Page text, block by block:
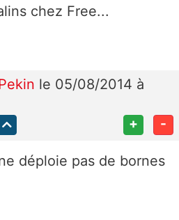
chez Free...
le 05/08/2014 à
+ -
déploie pas de bornes